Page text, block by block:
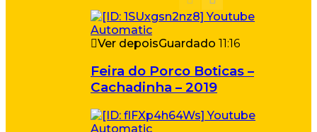
Ver depoisGuardado 11:16
Feira do Porco Boticas –
Cachadinha – 2019